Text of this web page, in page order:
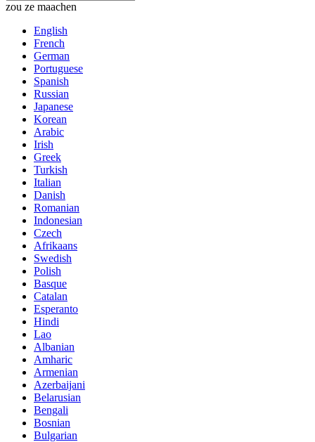
zou ze maachen
English
French
German
Portuguese
Spanish
Russian
Japanese
Korean
Arabic
Irish
Greek
Turkish
Italian
Danish
Romanian
Indonesian
Czech
Afrikaans
Swedish
Polish
Basque
Catalan
Esperanto
Hindi
Lao
Albanian
Amharic
Armenian
Azerbaijani
Belarusian
Bengali
Bosnian
Bulgarian